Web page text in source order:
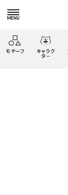
モチーフ キャラク
タ－
HOME
すべての
オンラインストア